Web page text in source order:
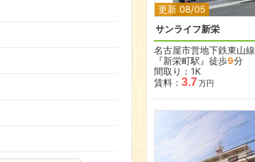
更新 08/05
サンライフ新栄
名古屋市営地下鉄東山線
『新栄町駅』徒歩9分
間取り：1K
賃料： 3.7万円